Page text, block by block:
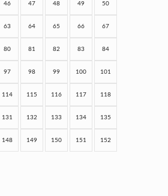
46 47 48 49 50
63 64 65 66 67
80 81 82 83 84
97 98 99 100 101
114 115 116 117 118
131 132 133 134 135
148 149 150 151 152